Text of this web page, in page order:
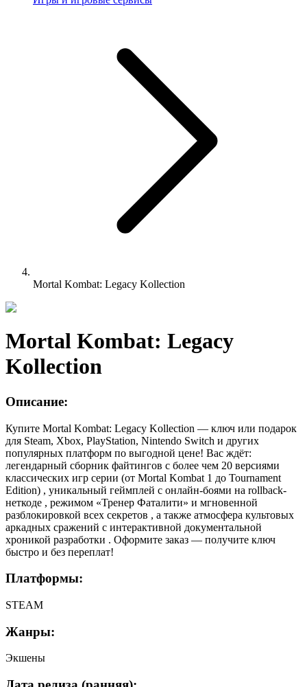
Mortal Kombat: Legacy Kollection
Mortal Kombat: Legacy
Kollection
Описание:
Купите Mortal Kombat: Legacy Kollection — ключ или подарок
для Steam, Xbox, PlayStation, Nintendo Switch и других
популярных платформ по выгодной цене! Вас ждёт:
легендарный сборник файтингов с более чем 20 версиями
классических игр серии (от Mortal Kombat 1 до Tournament
Edition) , уникальный геймплей с онлайн-боями на rollback-
неткоде , режимом «Тренер Фаталити» и мгновенной
разблокировкой всех секретов , а также атмосфера культовых
аркадных сражений с интерактивной документальной
хроникой разработки . Оформите заказ — получите ключ
быстро и без переплат!
Платформы:
STEAM
Жанры:
Экшены